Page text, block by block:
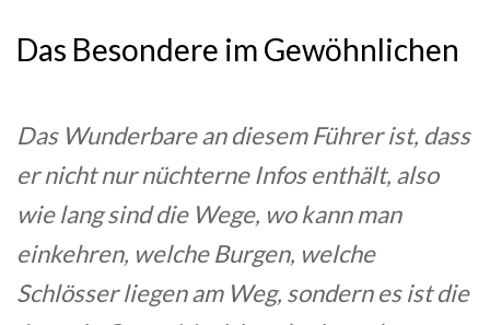
Das Besondere im Gewöhnlichen
Das Wunderbare an diesem Führer ist, dass
er nicht nur nüchterne Infos enthält, also
wie lang sind die Wege, wo kann man
einkehren, welche Burgen, welche
Schlösser liegen am Weg, sondern es ist die